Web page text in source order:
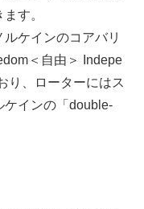
す。
ケインのコアバリ
＜自由＞ Indepe
り、ローターにはス
ケインの「double-